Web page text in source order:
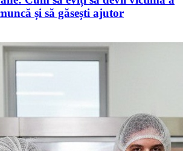
și să găsești ajutor